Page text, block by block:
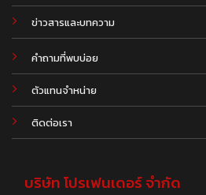
ข่าวสารและบทความ
.
คำถามที่พบบ่อย
ตัวแทนจำหน่าย
ติดต่อเรา
บริษัท โปรเฟนเดอร์ จำกัด